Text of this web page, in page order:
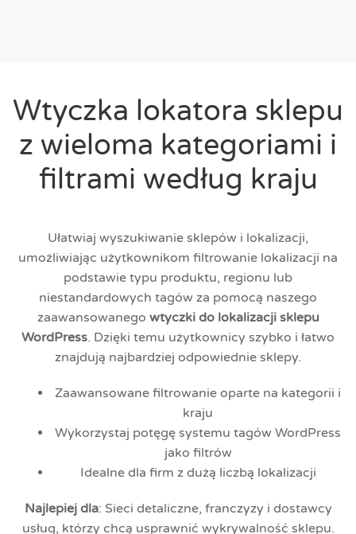
Wtyczka lokatora sklepu
z wieloma kategoriami i
filtrami według kraju
Ułatwiaj wyszukiwanie sklepów i lokalizacji,
umożliwiając użytkownikom filtrowanie lokalizacji na
podstawie typu produktu, regionu lub
niestandardowych tagów za pomocą naszego
zaawansowanego wtyczki do lokalizacji sklepu
WordPress. Dzięki temu użytkownicy szybko i łatwo
znajdują najbardziej odpowiednie sklepy.
Zaawansowane filtrowanie oparte na kategorii i
kraju
Wykorzystaj potęgę systemu tagów WordPress
jako filtrów
Idealne dla firm z dużą liczbą lokalizacji
Najlepiej dla: Sieci detaliczne, franczyzy i dostawcy
usług, którzy chcą usprawnić wykrywalność sklepu.